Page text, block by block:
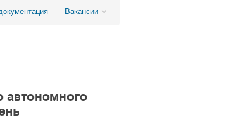
Вакансии
автономного